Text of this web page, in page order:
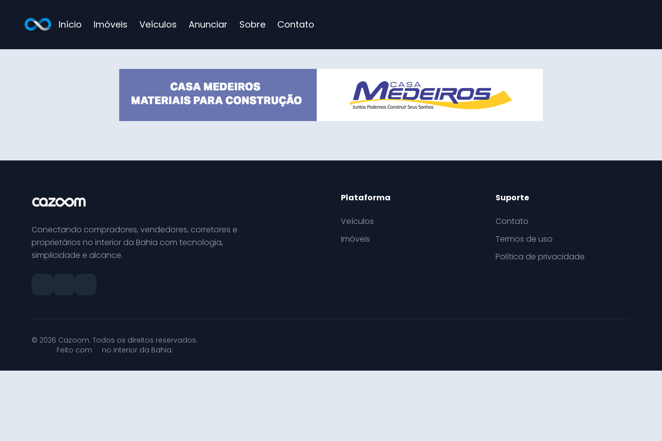
Início Imóveis Veículos Anunciar Sobre Contato
Conectando compradores, vendedores, corretores e
proprietários no interior da Bahia com tecnologia,
simplicidade e alcance.
Plataforma
Veículos
Imóveis
Suporte
Contato
Termos de uso
Política de privacidade
© 2026 Cazoom. Todos os direitos reservados.
Feito com
no interior da Bahia.